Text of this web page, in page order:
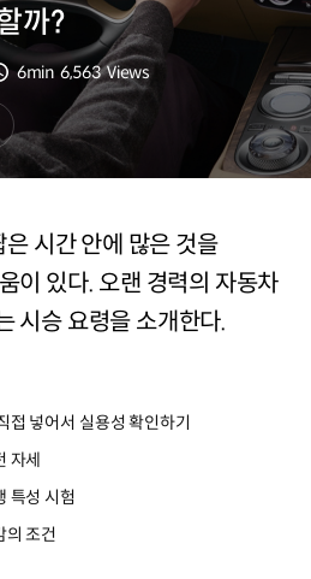
까?
6min
조회수
6,563 Views
림)
시간 안에 많은 것을
이 있다. 오랜 경력의 자동차
시승 요령을 소개한다.
접 넣어서 실용성 확인하기
자세
특성 시험
의 조건